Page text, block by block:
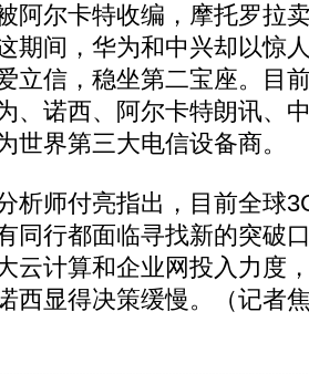
阿尔卡特收编，摩托罗拉
期间，华为和中兴却以惊
立信，稳坐第二宝座。目
、诺西、阿尔卡特朗讯、
世界第三大电信设备商。
师付亮指出，目前全球
同行都面临寻找新的突破
云计算和企业网投入力度
西显得决策缓慢。（记者